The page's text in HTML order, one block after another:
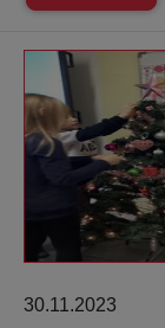
30.11.2023